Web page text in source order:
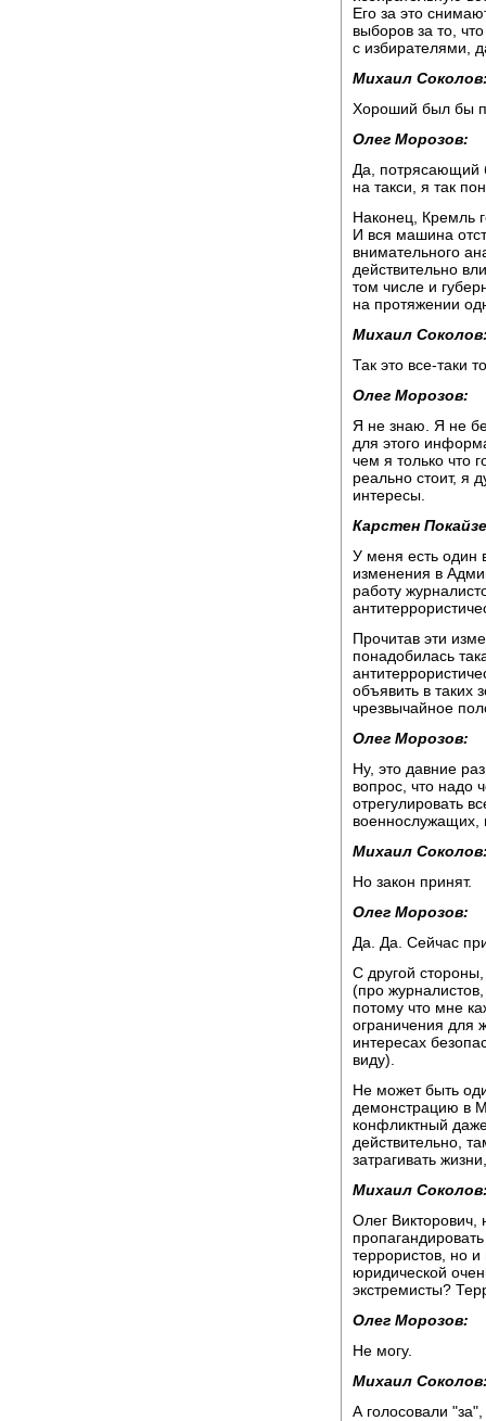
Его за это
выборов за то,
с избирателями,
Михаил
Хороший был бы
Олег Морозов:
Да, потрясающий
на такси, я так
Наконец, Кремль
И вся машина
внимательного
действительно
том числе и
на протяжении
Михаил
Так это все-таки
Олег Морозов:
Я не знаю. Я не
для этого
чем я только что
реально стоит, я
интересы.
Карстен
У меня есть один
изменения в
работу
Прочитав эти
понадобилась
объявить в таких
чрезвычайное
Олег Морозов:
Ну, это давние
вопрос, что надо
отрегулировать
военнослужащих,
Михаил
Но закон принят.
Олег Морозов:
Да. Да. Сейчас
С другой
(про
потому что мне
ограничения для
интересах
виду).
Не может быть
демонстрацию в
конфликтный
действительно,
затрагивать
Михаил
Олег
террористов, но и
юридической
экстремисты?
Олег Морозов:
Не могу.
Михаил
А голосовали